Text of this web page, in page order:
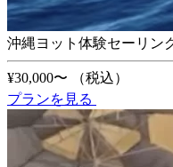
沖縄ヨット体験セーリン
¥30,000〜
（税込）
プランを見る